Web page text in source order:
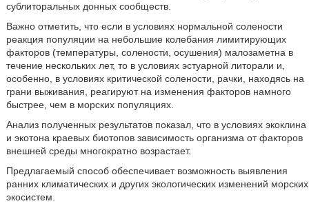
сублиторальных донных сообществ.
Важно отметить, что если в условиях нормальной солености
реакция популяции на небольшие колебания лимитирующих
факторов (температуры, солености, осушения) малозаметна в
течение нескольких лет, то в условиях эстуарной литорали и,
особенно, в условиях критической солености, рачки, находясь на
грани выживания, реагируют на изменения факторов намного
быстрее, чем в морских популяциях.
Анализ полученных результатов показал, что в условиях экоклина
и экотона краевых биотопов зависимость организма от факторов
внешней среды многократно возрастает.
Предлагаемый способ обеспечивает возможность выявления
ранних климатических и других экологических изменений морских
экосистем.